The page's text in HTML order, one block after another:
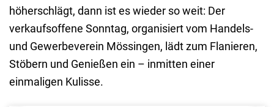
höherschlägt, dann ist es wieder so weit: Der
verkaufsoffene Sonntag, organisiert vom Handels-
und Gewerbeverein Mössingen, lädt zum Flanieren,
Stöbern und Genießen ein – inmitten einer
einmaligen Kulisse.